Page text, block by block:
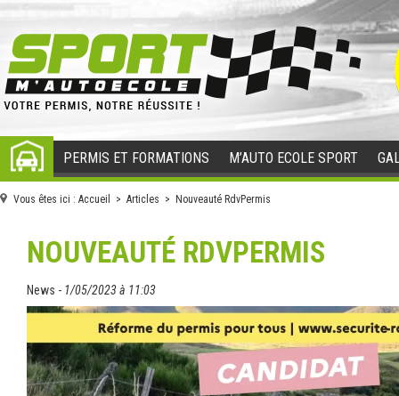
PERMIS ET FORMATIONS M’AUTO ECOLE SPORT
Vous êtes ici : Accueil > Articles > Nouveauté RdvPermis
NOUVEAUTÉ RDVPERMIS
News - 1/05/2023 à 11:03